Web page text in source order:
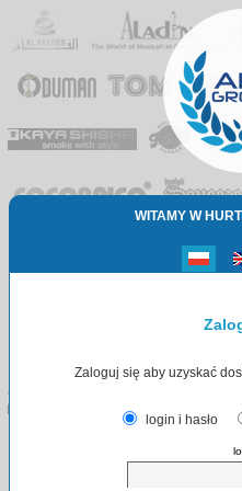
WITAMY W
Zaloguj się aby uzyskać
login i hasło